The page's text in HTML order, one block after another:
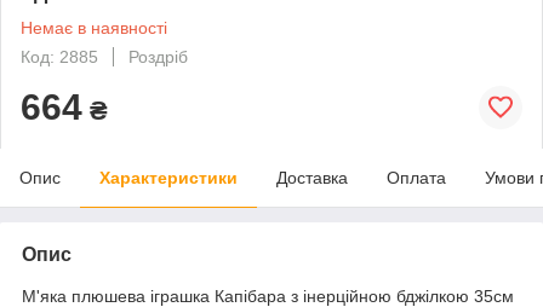
Немає в наявності
Код: 2885
Роздріб
664 ₴
Опис Характеристики Доставка Оплата Умови
Опис
М'яка плюшева іграшка Капібара з інерційною бджілкою 35см